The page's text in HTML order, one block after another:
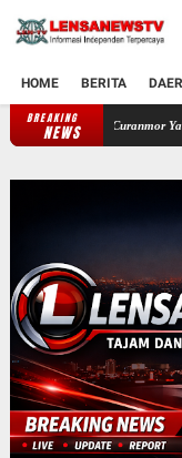
HOME BERITA
BREAKING
NEWS
Polsek Candipuro